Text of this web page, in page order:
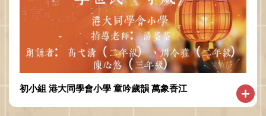
初小組 港大同學會小學 童吟歲韻 萬象香江